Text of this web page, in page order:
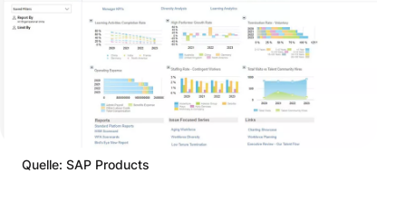
Quelle: SAP Products